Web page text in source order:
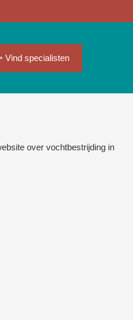
Vind specialisten
over vochtbestrijding in